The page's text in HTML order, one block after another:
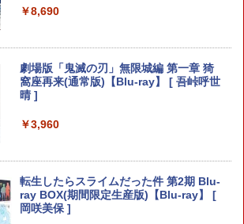
￥2,653
寝たままメガネ メガネ オーバーグラス
ごろ寝メガネ 眼鏡 怠け者メガネ プリズ
ム 首 負担 軽減 スマホ 読書 TV が楽しめ
る 仰向け プリズム メガネ 反射メガネ ミ
ラー 鏡 便利グッズ 眼鏡をかけたまま 装
着OK ゴロ寝
￥2,980
Lies of P：コンプリート エディション
￥2,380
【当店独自で＋P10倍★要エントリー】
【中古】[PS5] ユニコーンオーバーロー
ド(Unicorn Overlord) 通常版 アトラス
(20240308)
￥3,080
DEATH STRANDING 2: ON THE BEAC
H
￥8,690
劇場版「鬼滅の刃」無限城編 第一章 猗
窩座再来(通常版)【Blu-ray】 [ 吾峠呼世
晴 ]
￥3,960
転生したらスライムだった件 第2期 Blu-
ray BOX(期間限定生産版)【Blu-ray】 [
岡咲美保 ]